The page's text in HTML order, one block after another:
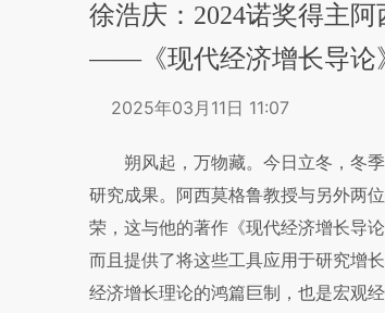
徐浩庆：2024诺奖得主
——《现代经济增长导论
2025年03月11日 11:07
朔风起，万物藏。今日立冬，冬
研究成果。阿西莫格鲁教授与另外两
荣，这与他的著作《现代经济增长导
而且提供了将这些工具应用于研究增
经济增长理论的鸿篇巨制，也是宏观